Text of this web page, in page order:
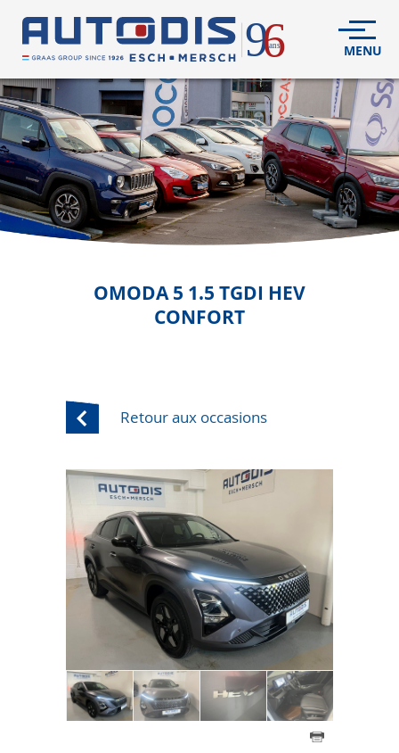
VÉHICULES NEUFS
VÉHICULESD'OCCASION
DÉCOUVREZNOUS
S.A.V.
OMODA5 1.5 TGDI HEV
CONFORT
Retour aux occasions